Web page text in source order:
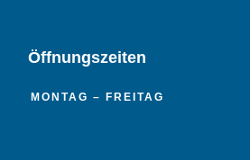
Öffnungszeiten
MONTAG – FREITAG